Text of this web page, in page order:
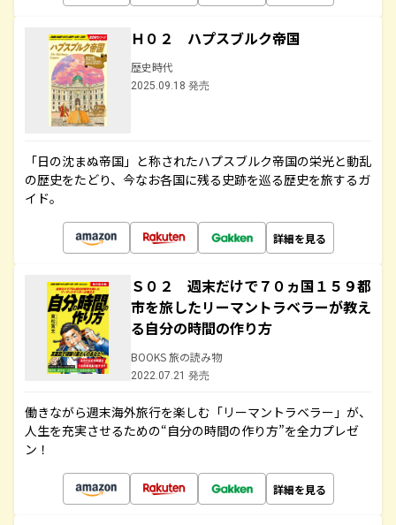
Ｈ０２ ハプスブルク帝国
歴史時代
2025.09.18 発売
「日の沈まぬ帝国」と称されたハプスブルク帝国の栄光と動乱
の歴史をたどり、今なお各国に残る史跡を巡る歴史を旅するガ
イド。
詳細を見る
Ｓ０２ 週末だけで７０ヵ国１５９都
市を旅したリーマントラベラーが教え
る自分の時間の作り方
BOOKS 旅の読み物
2022.07.21 発売
働きながら週末海外旅行を楽しむ「リーマントラベラー」が、
人生を充実させるための“自分の時間の作り方”を全力プレゼ
ン！
詳細を見る